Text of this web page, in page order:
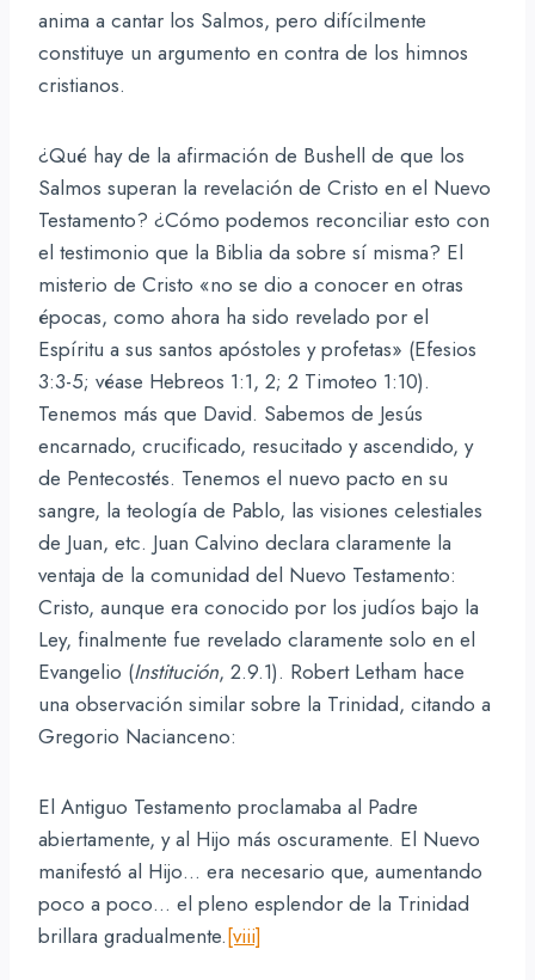
anima a cantar los Salmos, pero difícilmente
constituye un argumento en contra de los himnos
cristianos.
¿Qué hay de la afirmación de Bushell de que los
Salmos superan la revelación de Cristo en el Nuevo
Testamento? ¿Cómo podemos reconciliar esto con
el testimonio que la Biblia da sobre sí misma? El
misterio de Cristo «no se dio a conocer en otras
épocas, como ahora ha sido revelado por el
Espíritu a sus santos apóstoles y profetas» (Efesios
3:3-5; véase Hebreos 1:1, 2; 2 Timoteo 1:10).
Tenemos más que David. Sabemos de Jesús
encarnado, crucificado, resucitado y ascendido, y
de Pentecostés. Tenemos el nuevo pacto en su
sangre, la teología de Pablo, las visiones celestiales
de Juan, etc. Juan Calvino declara claramente la
ventaja de la comunidad del Nuevo Testamento:
Cristo, aunque era conocido por los judíos bajo la
Ley, finalmente fue revelado claramente solo en el
Evangelio (Institución, 2.9.1). Robert Letham hace
una observación similar sobre la Trinidad, citando a
Gregorio Nacianceno:
El Antiguo Testamento proclamaba al Padre
abiertamente, y al Hijo más oscuramente. El Nuevo
manifestó al Hijo… era necesario que, aumentando
poco a poco… el pleno esplendor de la Trinidad
brillara gradualmente.[viii]